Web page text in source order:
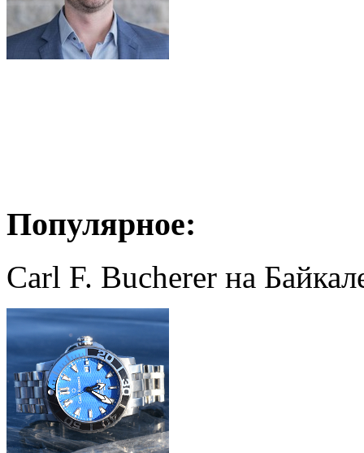
Популярное:
Carl F. Bucherer на